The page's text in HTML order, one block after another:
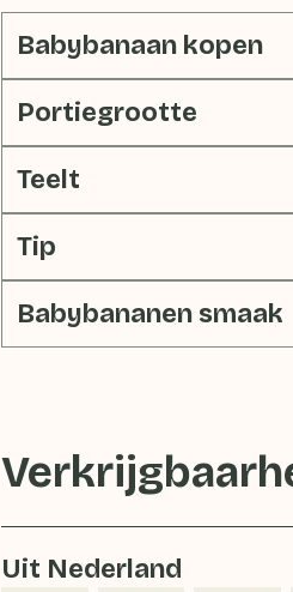
Babybanaan kopen
Portiegrootte
Teelt
Tip
Babybananen smaak
Uit Nederland